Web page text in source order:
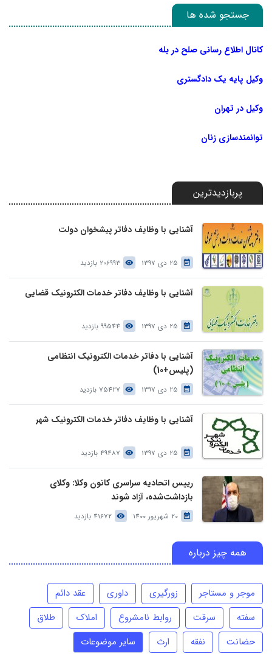
جستجو شده ها
کانال اطلاع رسانی صلح در بله
وکیل پایه یک دادگستری
وکیل در تهران
توانمندسازی زنان
پربازدیدترین
آشنایی با وظایف دفاتر پیشخوان دولت
25 دی 1397 206993 بازدید
آشنایی با وظایف دفاتر خدمات الکترونیک قضایی
25 دی 1397 99544 بازدید
آشنایی با دفاتر خدمات الکترونیک انتظامی
(پلیس+10)
25 دی 1397 75427 بازدید
آشنایی با وظایف دفاتر خدمات الکترونیک شهر
25 دی 1397 49487 بازدید
رییس اتحادیه سراسری کانون وکلا: وکلای
بازداشت‌شده، آزاد شوند
20 شهریور 1400 41672 بازدید
همه چیز درباره
موجر و مستاجر زورگیری داوری
عقد دائم
سفته
سرقت روابط نامشروع املاک
طلاق
حضانت
نفقه ارث سایر موضوعات